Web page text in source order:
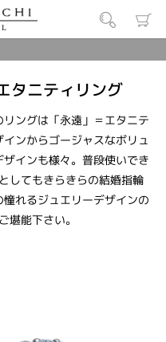
タニティリング
ングは「永遠」＝エタニテ
ンからゴージャスなボリュ
インも様々。普段使いでき
してもきらきらの結婚指輪
憧れるジュエリーデザインの
堪能下さい。